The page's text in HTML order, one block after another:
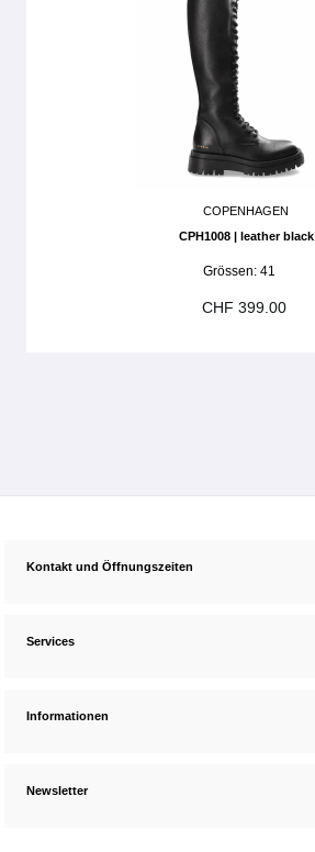
COPENHAGEN
CPH1008 | leather black
Grössen: 41
CHF 399.00
Kontakt und Öffnungszeiten
Services
Informationen
Newsletter